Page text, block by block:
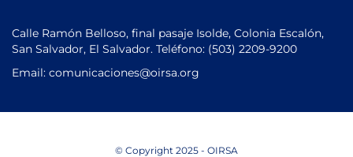
Calle Ramón Belloso, final pasaje Isolde, Colonia Escalón,
San Salvador, El Salvador. Teléfono: (503) 2209-9200
Email: comunicaciones@oirsa.org
© Copyright 2025 - OIRSA